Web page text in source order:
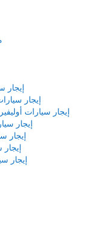
إيجار
إيجار
إيجار سيارات
إيجار
إيجار
إيجار
إيجار